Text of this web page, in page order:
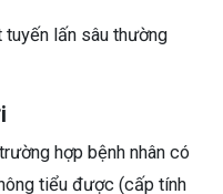
lấn sâu thường
hợp bệnh nhân có
tiểu được (cấp tính